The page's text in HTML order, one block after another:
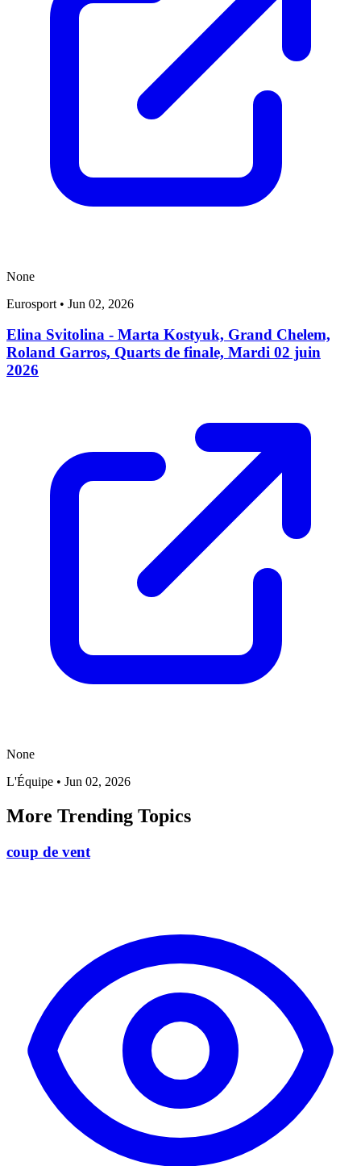
None
Eurosport • Jun 02, 2026
Elina Svitolina - Marta Kostyuk, Grand Chelem,
Roland Garros, Quarts de finale, Mardi 02 juin
2026
None
L'Équipe • Jun 02, 2026
More Trending Topics
coup de vent